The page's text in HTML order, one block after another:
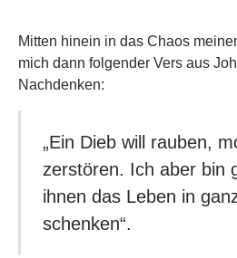
Mitten hinein in das Chaos
mich dann folgender Vers aus
Nachdenken:
„Ein Dieb will rauben,
zerstören. Ich aber bin
ihnen das Leben in
schenken“.